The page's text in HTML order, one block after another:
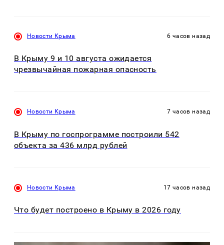
Новости Крыма 6 часов назад
В Крыму 9 и 10 августа ожидается
чрезвычайная пожарная опасность
Новости Крыма 7 часов назад
В Крыму по госпрограмме построили 542
объекта за 436 млрд рублей
Новости Крыма 17 часов назад
Что будет построено в Крыму в 2026 году